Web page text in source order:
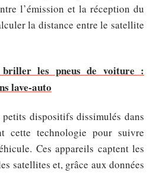
l’émission et la réception du
la distance entre le satellite
briller les pneus de voiture :
lave-auto
petits dispositifs dissimulés dans
cette technologie pour suivre
Ces appareils captent les
satellites et, grâce aux données